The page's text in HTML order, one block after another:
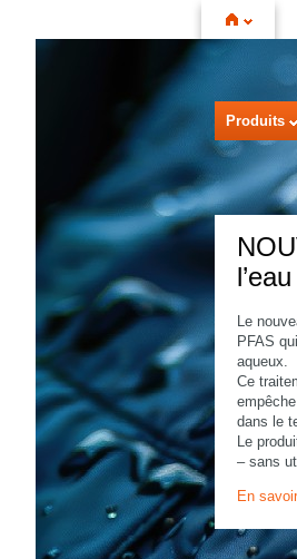
Page
d'accueil
Produits
Le
PFAS
aqueux.
Ce
dans le
Le
– sans
En